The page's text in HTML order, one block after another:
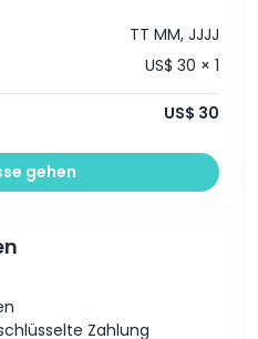
TT MM, JJJJ
US$ 30 × 1
US$ 30
gehen
Zahlung